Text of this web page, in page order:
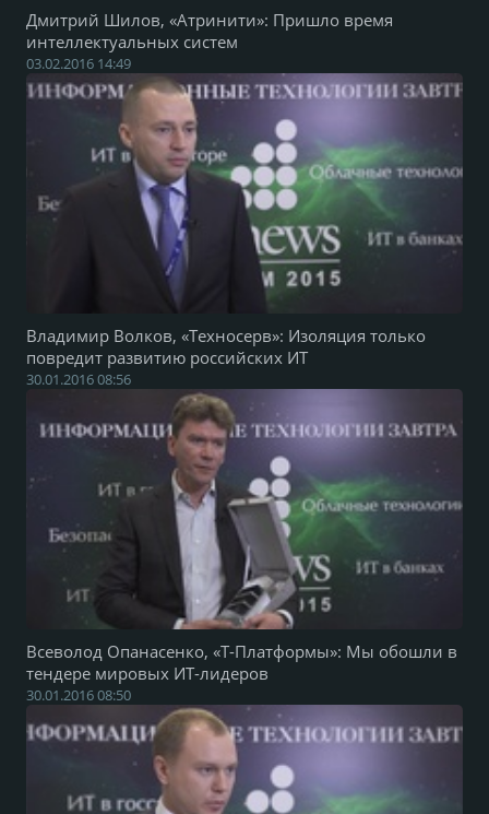
Дмитрий Шилов, «Атринити»: Пришло время
интеллектуальных систем
03.02.2016 14:49
Владимир Волков, «Техносерв»: Изоляция только
повредит развитию российских ИТ
30.01.2016 08:56
Всеволод Опанасенко, «Т-Платформы»: Мы обошли в
тендере мировых ИТ-лидеров
30.01.2016 08:50